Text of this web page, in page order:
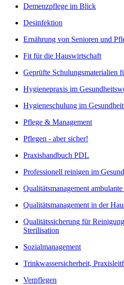
Demenzpflege im Blick
Desinfektion
Ernährung von Senioren und
Fit für die Hauswirtschaft
Geprüfte Schulungsmaterialien
Hygienepraxis im
Hygieneschulung im
Pflege & Management
Pflegen - aber sicher!
Praxishandbuch PDL
Professionell reinigen im
Qualitätsmanagement
Qualitätsmanagement in der
Qualitätssicherung für
Sterilisation
Sozialmanagement
Trinkwassersicherheit,
Verpflegen